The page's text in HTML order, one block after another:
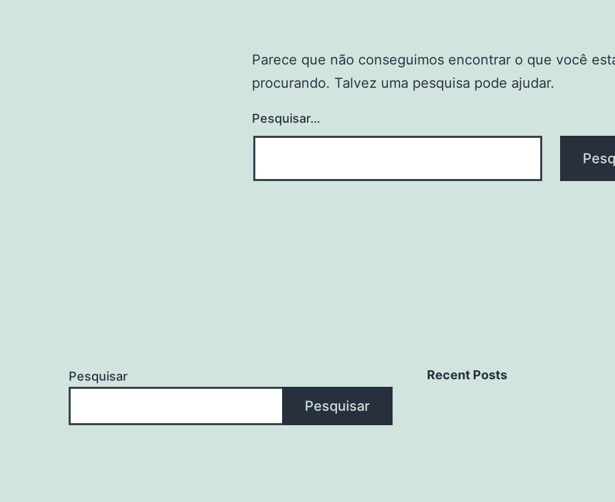
Parece que não conseguimos encontrar o que você
procurando. Talvez uma pesquisa pode ajudar.
Pesquisar…
Pesquisar
Pesquisar
Recent Posts